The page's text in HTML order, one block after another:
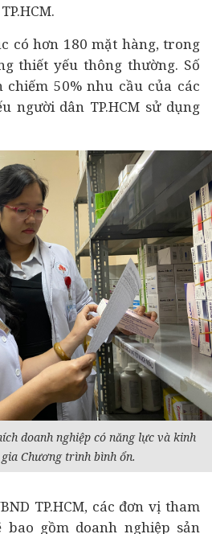
có hơn 180 mặt hàng, trong
thiết yếu thông thường. Số
50% nhu cầu của các
người dân TP.HCM sử dụng
doanh nghiệp có năng lực và kinh
Chương trình bình ổn.
TP.HCM, các đơn vị tham
gồm doanh nghiệp sản